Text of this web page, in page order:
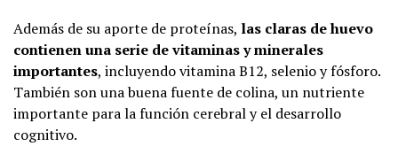
Además de su aporte de proteínas, las claras de huevo
contienen una serie de vitaminas y minerales
importantes, incluyendo vitamina B12, selenio y fósforo.
También son una buena fuente de colina, un nutriente
importante para la función cerebral y el desarrollo
cognitivo.